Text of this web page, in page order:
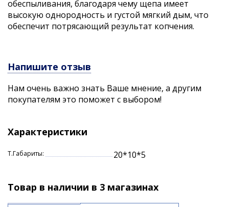
обеспыливания, благодаря чему щепа имеет
высокую однородность и густой мягкий дым, что
обеспечит потрясающий результат копчения.
Напишите отзыв
Нам очень важно знать Ваше мнение, а другим
покупателям это поможет с выбором!
Характеристики
Т.Габариты: 20*10*5
Товар в наличии в 3 магазинах